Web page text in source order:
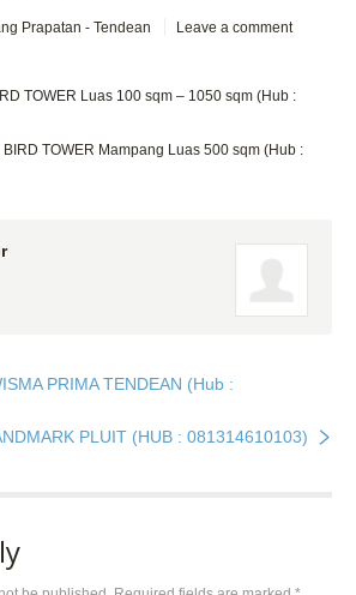
Prapatan - Tendean Leave a comment
TOWER Luas 100 sqm – 1050 sqm (Hub :
TOWER Mampang Luas 500 sqm (Hub :
PRIMA TENDEAN (Hub :
PLUIT (HUB : 081314610103)